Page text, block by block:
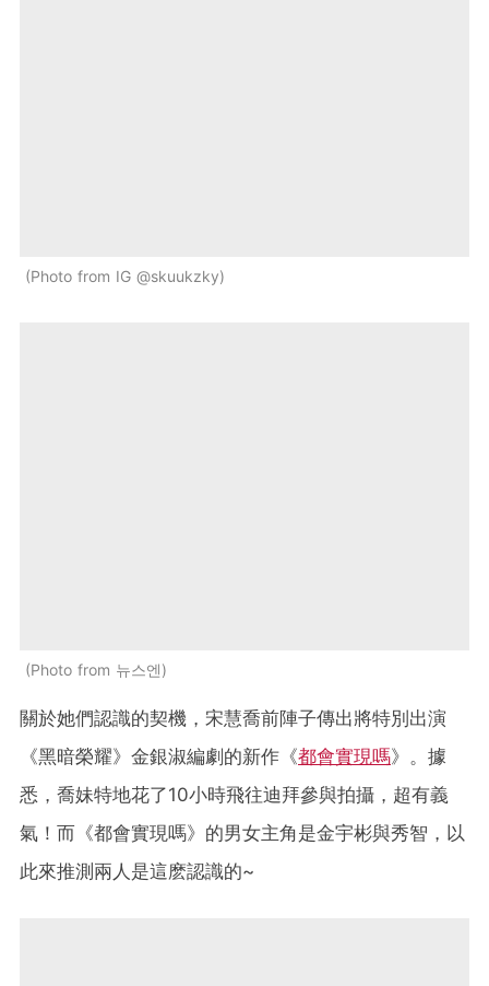
Photo from IG @skuukzky
Photo from 뉴스엔
關於她們認識的契機，宋慧喬前陣子傳出將特別出演
《黑暗榮耀》金銀淑編劇的新作《都會實現嗎》。據
悉，喬妹特地花了10小時飛往迪拜參與拍攝，超有義
氣！而《都會實現嗎》的男女主角是金宇彬與秀智，以
此來推測兩人是這麽認識的~